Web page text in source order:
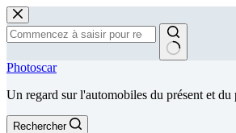
Passer
au
contenu
Aucun
Photoscar
Un regard sur l'automobiles du présent et du
Rechercher